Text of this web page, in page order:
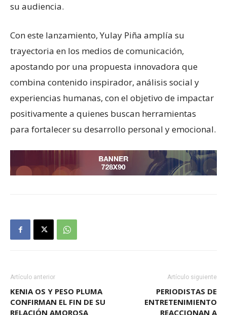
su audiencia.
Con este lanzamiento, Yulay Piña amplía su
trayectoria en los medios de comunicación,
apostando por una propuesta innovadora que
combina contenido inspirador, análisis social y
experiencias humanas, con el objetivo de impactar
positivamente a quienes buscan herramientas
para fortalecer su desarrollo personal y emocional.
Artículo anterior
KENIA OS Y PESO PLUMA
CONFIRMAN EL FIN DE SU
RELACIÓN AMOROSA
Artículo siguiente
PERIODISTAS DE
ENTRETENIMIENTO
REACCIONAN A